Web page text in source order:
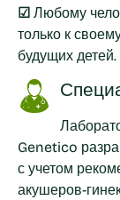
☑ Любому
только к
будущих детей.
Genetico
с учетом
акушеров-